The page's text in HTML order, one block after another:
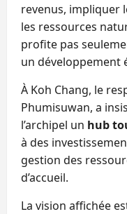
revenus, impliquer
les ressources
profite pas
un développement
À Koh Chang, le
Phumisuwan, a
l’archipel un hub
à des
gestion des
d’accueil.
La vision affichée